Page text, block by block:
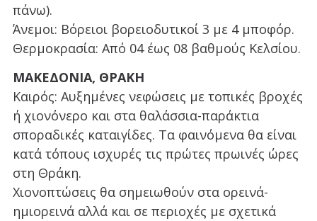
πάνω).
Άνεμοι: Βόρειοι βορειοδυτικοί 3 με 4 μποφόρ.
Θερμοκρασία: Από 04 έως 08 βαθμούς Κελσίου.
ΜΑΚΕΔΟΝΙΑ, ΘΡΑΚΗ
Καιρός: Αυξημένες νεφώσεις με τοπικές βροχές
ή χιονόνερο και στα θαλάσσια-παράκτια
σποραδικές καταιγίδες. Τα φαινόμενα θα είναι
κατά τόπους ισχυρές τις πρώτες πρωινές ώρες
στη Θράκη.
Χιονοπτώσεις θα σημειωθούν στα ορεινά-
ημιορεινά αλλά και σε περιοχές με σχετικά